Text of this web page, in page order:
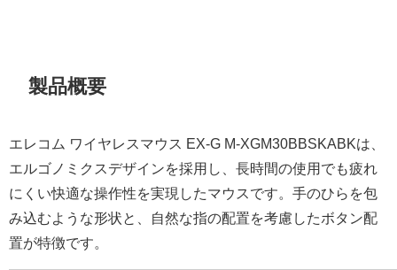
製品概要
エレコム ワイヤレスマウス EX-G M-XGM30BBSKABKは、
エルゴノミクスデザインを採用し、長時間の使用でも疲れ
にくい快適な操作性を実現したマウスです。手のひらを包
み込むような形状と、自然な指の配置を考慮したボタン配
置が特徴です。